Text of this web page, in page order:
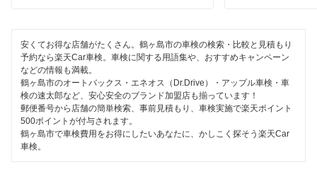
幸手市
狭山市
志木市
白岡市
閉じる
安心WE！車検
閉じる
安くてお得な店舗がたくさん。鶴ヶ島市の車検の検索・比較と見積もり
予約なら楽天Car車検。車検に関する用語集や、おすすめキャンペーン
などの情報も満載。
鶴ヶ島市のオートバックス・エネオス（Dr.Drive）・アップル車検・車
検の速太郎など、安心安全のブランド加盟店も揃っています！
郵便番号から店舗の簡単検索、事前見積もり、車検実施で楽天ポイント
500ポイントが付与されます。
鶴ヶ島市で車検費用をお得にしたいあなたに、かしこく探そう楽天Car
車検。